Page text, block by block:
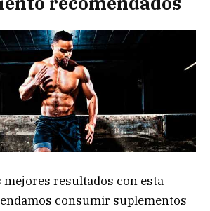
mejores resultados con esta
consumir suplementos